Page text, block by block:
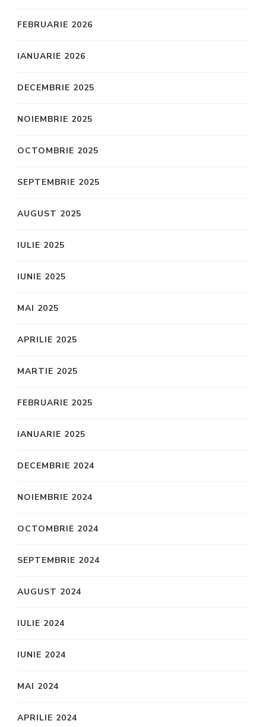
FEBRUARIE 2026
IANUARIE 2026
DECEMBRIE 2025
NOIEMBRIE 2025
OCTOMBRIE 2025
SEPTEMBRIE 2025
AUGUST 2025
IULIE 2025
IUNIE 2025
MAI 2025
APRILIE 2025
MARTIE 2025
FEBRUARIE 2025
IANUARIE 2025
DECEMBRIE 2024
NOIEMBRIE 2024
OCTOMBRIE 2024
SEPTEMBRIE 2024
AUGUST 2024
IULIE 2024
IUNIE 2024
MAI 2024
APRILIE 2024